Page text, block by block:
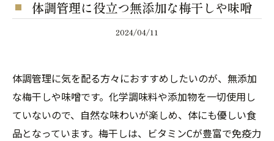
体調管理に役立つ無添加な梅干しや味噌
2024/04/11
体調管理に気を配る方々におすすめしたいのが、無添加
な梅干しや味噌です。化学調味料や添加物を一切使用し
ていないので、自然な味わいが楽しめ、体にも優しい食
品となっています。梅干しは、ビタミンCが豊富で免疫力